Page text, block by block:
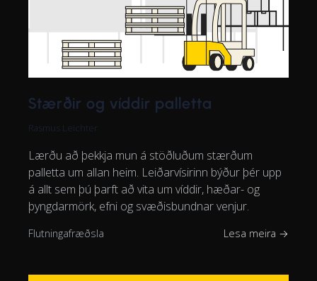
Stærðir og víddir palletta
Rasmus Leichter
Lærðu að þekkja mun á stöðluðum stærðum
palletta um allan heim. Leiðarvísirinn býður þér upp
á allt sem þú þarft að vita um víddir, hæðar- og
þyngdarmörk, efni og svæðisbundnar venjur.
Flutningafræðsla Lesa meira →